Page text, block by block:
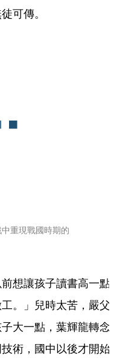
可傳。
重現戰國時期的
想讓孩子讀書高一點
。」兒時太苦，嚴父
大一點，葉輝龍轉念
術，國中以後才開始